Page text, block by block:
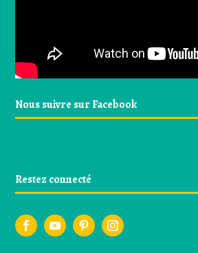
Nous suivre sur Facebook
Restez connecté